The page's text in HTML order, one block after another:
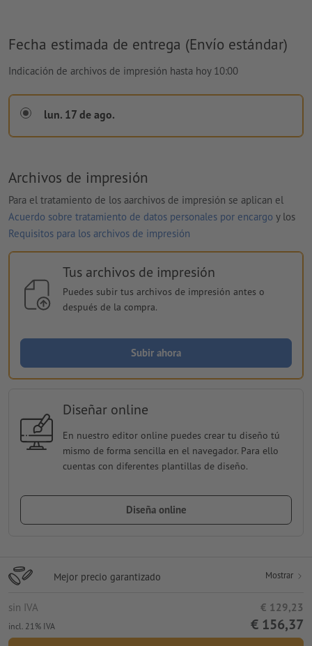
Fecha estimada de entrega (Envío estándar)
Indicación de archivos de impresión hasta hoy 10:00
lun. 17 de ago.
Archivos de impresión
Para el tratamiento de los aarchivos de impresión se aplican el
Acuerdo sobre tratamiento de datos personales por encargo y los
Requisitos para los archivos de impresión
Tus archivos de impresión
Puedes subir tus archivos de impresión antes o
después de la compra.
Subir ahora
Diseñar online
En nuestro editor online puedes crear tu diseño tú
mismo de forma sencilla en el navegador. Para ello
cuentas con diferentes plantillas de diseño.
Diseña online
Mejor precio garantizado Mostrar
sin IVA € 129,23
incl. 21% IVA € 156,37